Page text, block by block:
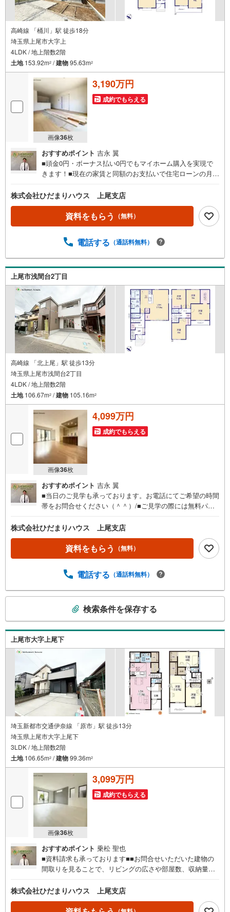
高崎線 「桶川」駅 徒歩18分
埼玉県上尾市大字上
4LDK / 地上階数2階
土地153.92m2 /建物95.63m2
画像36枚
3,190万円
成約でもらえる
おすすめポイント 吉永 翼
■頭金0円・ボーナス払い0円でもマイホーム購入を実現で
きます！■現在の家賃と同額のお支払いで住宅ローンの月々
明器具なども住宅ローンに組み入れられる時期です☆彡■住
宅ローン事前相談にてマイホーム購入後の住宅ローン返済
額を事前に知ることができ、住宅ローン審査も安心して行
えます。■大きな買い物だからこそ、一つひとつ納得しなが
とも、十分理解した上でご選択できます☆彡■現在、車のロ
ださい。■低金利の今だからこそ、住宅ローン審査が緩やか
な傾向にあります。
株式会社ひだまりハウス 上尾支店
資料をもらう （無料）
電話する （通話料無料）
上尾市浅間台2丁目
高崎線 「北上尾」駅 徒歩13分
埼玉県上尾市浅間台2丁目
4LDK / 地上階数2階
土地106.67m2 /建物 105.16m2
画像36枚
4,099万円
成約でもらえる
おすすめポイント 吉永 翼
■当日のご見学も承っております。お電話にてご希望の時間
帯をお問合せください（＾＾）/■ご見学の際には無料パン
がらご見学できます☆彡■ご来店いただく際は、お客様駐車
場が店舗敷地内にございますので、お気軽にお越しくださ
い♪■現地待ち合わせ～現地解散でのお問合せは、ご指定の
時間帯に当社スタッフが向かいます。■「今週の土日に見て
（＾＾）/当日にお待たせすることなくスムーズにご見学で
い。お電話にて直接お問合せいただいてもご予約できます
☆彡■住宅ローン相談も承っております■■大きな買い物だ
からこそ、一つひとつ納得しながらマイホーム探しを進め
ていけます。■銀行選びや金利のことも、十分理解した上で
ご選択できます☆彡■現在、車のローンやキャッシングなど
のお借り入れがあってもご相談ください。■低金利の今だか
らこそ、住宅ローン審査が緩やかな傾向にあります。
株式会社ひだまりハウス 上尾支店
資料をもらう （無料）
電話する （通話料無料）
検
条
受
け
取
る
・
条
を
マ
ジ
に
す
検索条件を保存する
上尾市大字上尾下
埼玉新都市交通伊奈線 「原市」駅 徒歩13分
埼玉県上尾市大字上尾下
3LDK / 地上階数2階
土地106.65m2 /建物99.36m2
画像36枚
3,099万円
成約でもらえる
おすすめポイント 乗松 聖也
■資料請求も承っております■■お問合せいただいた建物の
間取りを見ることで、リビングの広さや部屋数、収納量な
住宅ローンの返済シュミレーションなどもまとめて知るこ
とができます♪■メールにてご送付した後、パンフレットも
ご郵送できます☆彡■「まずは資料だけ見てみたい」という
株式会社ひだまりハウス 上尾支店